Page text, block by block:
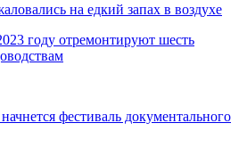
на едкий запах в воздухе
году отремонтируют шесть
фестиваль документального